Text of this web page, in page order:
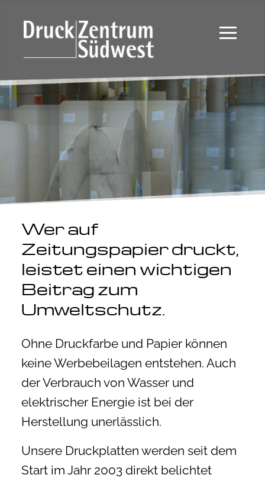
Wer auf
Zeitungspapier druckt,
leistet einen wichtigen
Beitrag zum
Umweltschutz.
Ohne Druckfarbe und Papier können
keine Werbebeilagen entstehen. Auch
der Verbrauch von Wasser und
elektrischer Energie ist bei der
Herstellung unerlässlich.
Unsere Druckplatten werden seit dem
Start im Jahr 2003 direkt belichtet
≡